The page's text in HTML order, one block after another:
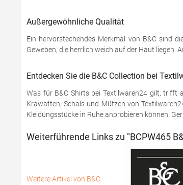
Außergewöhnliche Qualität
Ein hervorstechendes Merkmal von B&C sind
Geweben, die herrlich weich auf der Haut
Entdecken Sie die B&C Collection bei
Was für B&C Shirts bei Textilwaren24 gilt, trifft
Krawatten, Schals und Mützen von
Kleidungsstücke in Ruhe anprobieren können.
Weiterführende Links zu "BCPW465
Weitere Artikel von B&C